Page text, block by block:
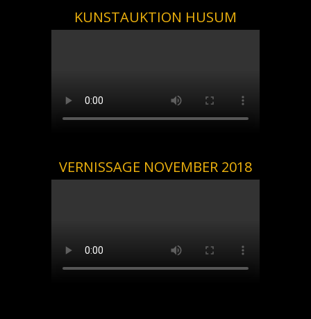
KUNSTAUKTION HUSUM
VERNISSAGE NOVEMBER 2018